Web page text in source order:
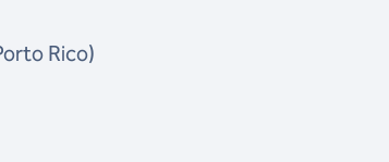
Rico)